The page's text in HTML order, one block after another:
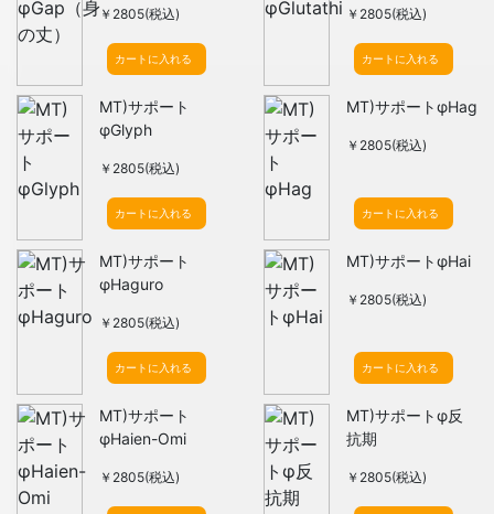
￥2805(税込)
カートに入れる
￥2805(税込)
カートに入れる
MT)サポート
φGlyph
￥2805(税込)
カートに入れる
MT)サポートφHag
￥2805(税込)
カートに入れる
MT)サポート
φHaguro
￥2805(税込)
カートに入れる
MT)サポートφHai
￥2805(税込)
カートに入れる
MT)サポート
φHaien-Omi
￥2805(税込)
MT)サポートφ反
抗期
￥2805(税込)